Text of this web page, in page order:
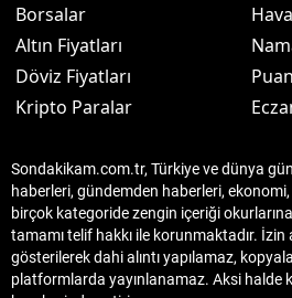
Borsalar
Altın Fiyatları
Döviz Fiyatları
Kripto Paralar
Sondakikam.com.tr, Türkiye ve dünya
haberleri, gündemden haberleri,
birçok kategoride zengin içeriği
tamamı telif hakkı ile korunmaktadır.
gösterilerek dahi alıntı yapılamaz,
platformlarda yayınlanamaz. Aksi halde